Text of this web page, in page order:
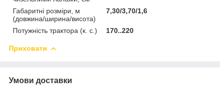
Габаритні розміри, м
(довжина/ширина/висота)
7,30/3,70/1,6
Потужність трактора (к. с.) 170..220
Приховати
Умови доставки